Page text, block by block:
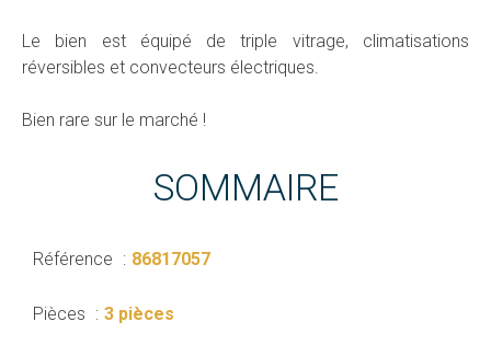
Le bien est équipé de triple vitrage, climatisations
réversibles et convecteurs électriques.
Bien rare sur le marché !
SOMMAIRE
Référence 86817057
Pièces 3 pièces